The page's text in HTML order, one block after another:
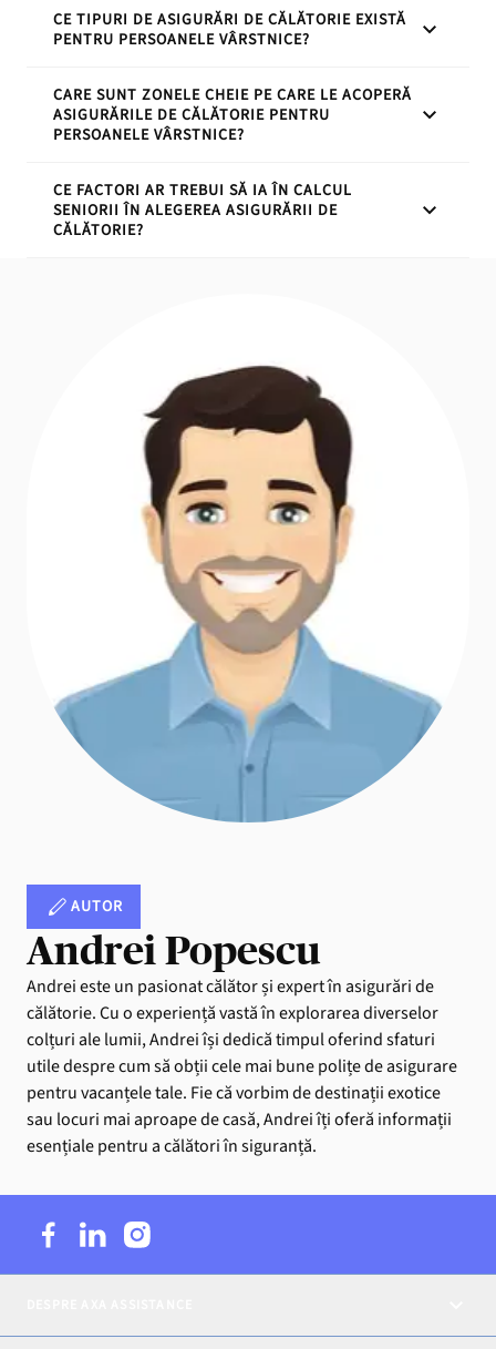
CE TIPURI DE ASIGURĂRI DE CĂLĂTORIE EXISTĂ
PENTRU PERSOANELE VÂRSTNICE?
Cele mai comune tipuri de asigurări de călătorie la
care apelează, de obicei, persoanele vârstnice sunt:
anuală multi-călătorie și asigurare de călătorie
specializată pentru seniori.
CARE SUNT ZONELE CHEIE PE CARE LE ACOPERĂ
ASIGURĂRILE DE CĂLĂTORIE PENTRU
PERSOANELE VÂRSTNICE?
Persoanele vârstnice pot achiziționa polițe de
asigurare care acoperă aspecte precum: anularea
CE FACTORI AR TREBUI SĂ IA ÎN CALCUL
SENIORII ÎN ALEGEREA ASIGURĂRII DE
CĂLĂTORIE?
medicale preexistente, limitele de acoperire și
AUTOR
Andrei Popescu
Andrei este un pasionat călător și expert în asigurări de
călătorie. Cu o experiență vastă în explorarea diverselor
colțuri ale lumii, Andrei își dedică timpul oferind sfaturi
utile despre cum să obții cele mai bune polițe de asigurare
pentru vacanțele tale. Fie că vorbim de destinații exotice
sau locuri mai aproape de casă, Andrei îți oferă informații
esențiale pentru a călători în siguranță.